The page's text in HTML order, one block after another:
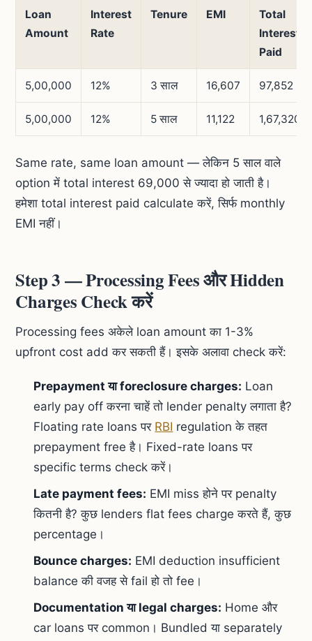
Loan
Amount
Interest
Rate
Tenure EMI
Total
Interest
Paid
5,00,000 12% 3 साल 16,607 97,852
5,00,000 12% 5 साल 11,122 1,67,320
Same rate, same loan amount — लेकिन 5 साल वाले
option में total interest 69,000 से ज्यादा हो जाती है।
हमेशा total interest paid calculate करें, सिर्फ monthly
EMI नहीं।
Step 3 — Processing Fees और Hidden
Charges Check करें
Processing fees अकेले loan amount का 1-3%
upfront cost add कर सकती हैं। इसके अलावा check करें:
Prepayment या foreclosure charges: Loan
early pay off करना चाहें तो lender penalty लगाता है?
Floating rate loans पर RBI regulation के तहत
prepayment free है। Fixed-rate loans पर
specific terms check करें।
Late payment fees: EMI miss होने पर penalty
कितनी है? कुछ lenders flat fees charge करते हैं, कुछ
percentage।
Bounce charges: EMI deduction insufficient
balance की वजह से fail हो तो fee।
Documentation या legal charges: Home और
car loans पर common। Bundled या separately